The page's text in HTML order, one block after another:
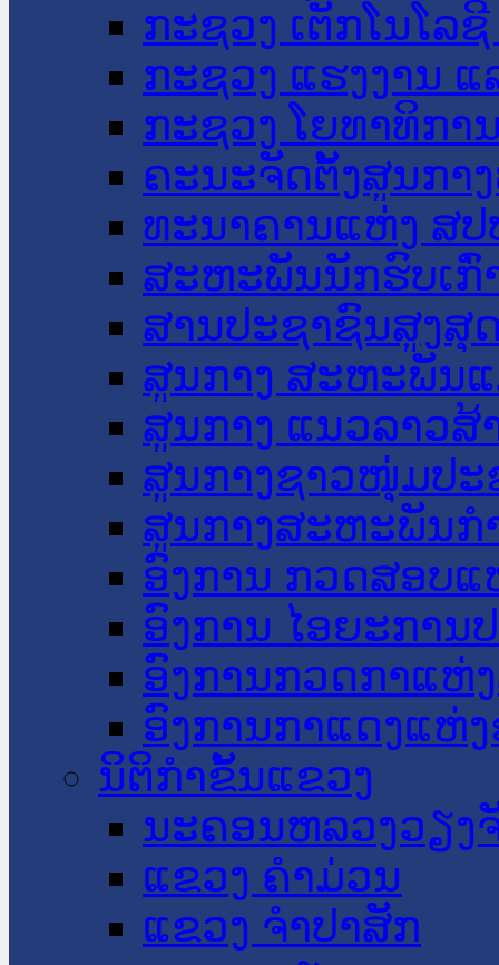
ກະຊວງ ເຕັກໂນໂລ
ກະຊວງ ແຮງງານ
ກະຊວງ ໂຍທາທິກາ
ຄະນະຈັດຕັ້ງສູນກາ
ທະນາຄານແຫ່ງ ສປ
ສະຫະພັນນັກຮົບເກົ່
ສານປະຊາຊົນສູງສຸ
ສູນກາງ ສະຫະພັນ
ສູນກາງ ແນວລາວສ້
ສູນກາງຊາວໜຸ່ມປະ
ສູນກາງສະຫະພັນກ
ອົງການ ກວດສອບແ
ອົງການ ໄອຍະການ
ອົງການກວດກາແຫ່
ອົງການກາແດງແຫ່
ນິຕິກໍາຂັ້ນແຂວງ
ນະ​ຄອນ​ຫລວງວຽງ
ແຂວງ ຄໍາມ່ວນ
ແຂວງ ຈໍາປາສັກ